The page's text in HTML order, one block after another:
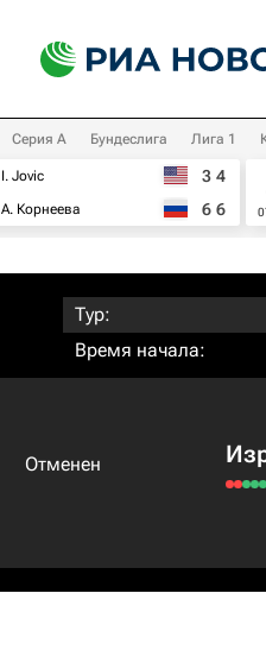
Серия А Бундеслига Лига 1
I. Jovic
А. Корнеева
3 4
6 6
Тур:
Время начала:
Отменен